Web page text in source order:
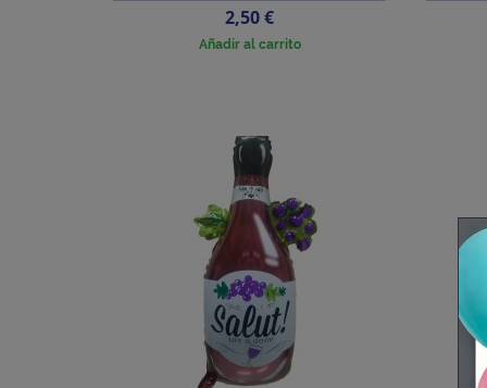
Precio
2,50 €
Añadir al carrito